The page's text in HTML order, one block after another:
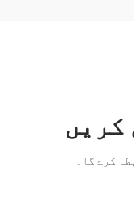
کریں
کرے گا۔